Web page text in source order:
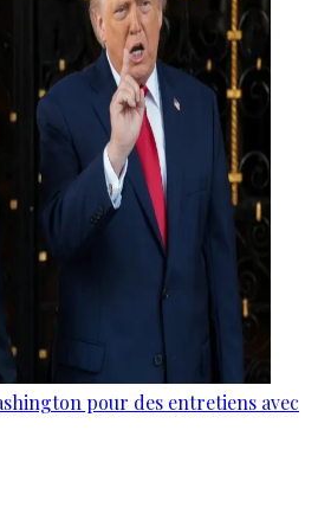
pour des entretiens avec